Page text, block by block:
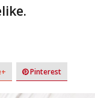
Pinterest